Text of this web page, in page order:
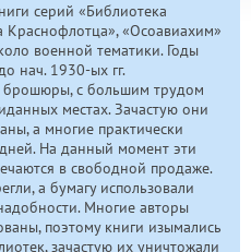
серий «Библиотека
Краснофлотца», «Осоавиахим»
военной тематики. Годы
нач. 1930-ых гг.
брошюры, с большим трудом
местах. Зачастую они
а многие практически
На данный момент эти
в свободной продаже.
а бумагу использовали
Многие авторы
поэтому книги изымались
зачастую их уничтожали